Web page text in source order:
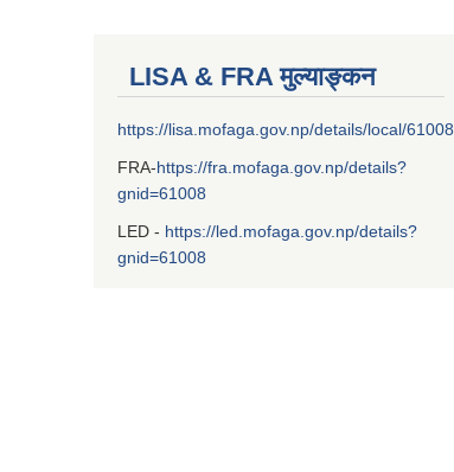
LISA & FRA मुल्याङ्कन
https://lisa.mofaga.gov.np/details/local/61008
FRA-https://fra.mofaga.gov.np/details?
gnid=61008
LED - https://led.mofaga.gov.np/details?
gnid=61008